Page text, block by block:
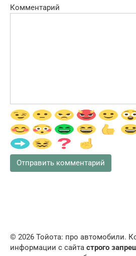
Комментарий
© 2026 Тойота: про автомобили.
информации с сайта строго